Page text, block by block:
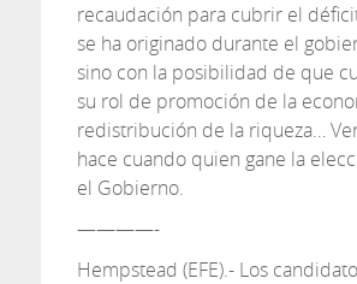
recaudación para cubrir el
se ha originado durante el
sino con la posibilidad de que
su rol de promoción de la
redistribución de la riqueza…
hace cuando quien gane la
el Gobierno.
————-
Hempstead (EFE).- Los